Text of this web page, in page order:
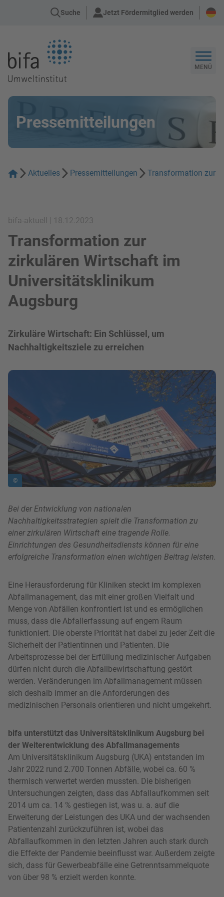
Suche Jetzt Fördermitglied werden
MENÜ
Pressemitteilungen
Aktuelles Pressemitteilungen Transformation zur
bifa-aktuell | 18.12.2023
Transformation zur
zirkulären Wirtschaft im
Universitätsklinikum
Augsburg
Zirkuläre Wirtschaft: Ein Schlüssel, um
Nachhaltigkeitsziele zu erreichen
Bild in Lightbox zeigen
©
Bei der Entwicklung von nationalen
Nachhaltigkeitsstrategien spielt die Transformation zu
einer zirkulären Wirtschaft eine tragende Rolle.
Einrichtungen des Gesundheitsdiensts können für eine
erfolgreiche Transformation einen wichtigen Beitrag leisten.
Eine Herausforderung für Kliniken steckt im komplexen
Abfallmanagement, das mit einer großen Vielfalt und
Menge von Abfällen konfrontiert ist und es ermöglichen
muss, dass die Abfallerfassung auf engem Raum
funktioniert. Die oberste Priorität hat dabei zu jeder Zeit die
Sicherheit der Patientinnen und Patienten. Die
Arbeitsprozesse bei der Erfüllung medizinischer Aufgaben
dürfen nicht durch die Abfallbewirtschaftung gestört
werden. Veränderungen im Abfallmanagement müssen
sich deshalb immer an die Anforderungen des
medizinischen Personals orientieren und nicht umgekehrt.
bifa unterstützt das Universitätsklinikum Augsburg bei
der Weiterentwicklung des Abfallmanagements
Am Universitätsklinikum Augsburg (UKA) entstanden im
Jahr 2022 rund 2.700 Tonnen Abfälle, wobei ca. 60 %
thermisch verwertet werden mussten. Die bisherigen
Untersuchungen zeigten, dass das Abfallaufkommen seit
2014 um ca. 14 % gestiegen ist, was u. a. auf die
Erweiterung der Leistungen des UKA und der wachsenden
Patientenzahl zurückzuführen ist, wobei das
Abfallaufkommen in den letzten Jahren auch stark durch
die Effekte der Pandemie beeinflusst war. Außerdem zeigte
sich, dass für Gewerbeabfälle eine Getrenntsammelquote
von über 98 % erzielt werden konnte.